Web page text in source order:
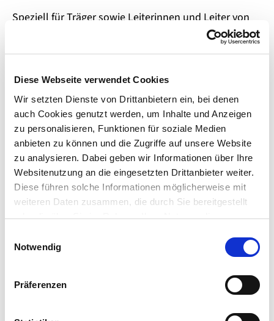
Diese Webseite verwendet Cookies
Wir setzten Dienste von Drittanbietern ein, bei denen
auch Cookies genutzt werden, um Inhalte und Anzeigen
zu personalisieren, Funktionen für soziale Medien
anbieten zu können und die Zugriffe auf unsere Website
zu analysieren. Dabei geben wir Informationen über Ihre
Websitenutzung an die eingesetzten Drittanbieter weiter.
Diese führen solche Informationen möglicherweise mit
weiteren Daten zusammen, die durch Sie bereitgestellt
oder die über Sie im Rahmen Ihrer Nutzung dieser
solcher Dienste, die nicht der Herstellung der
Funktionalität dieser Webseite dienen, benötigen wir Ihre
vorherige Einwilligung, die jederzeit widerrufbar ist.
Notwendig
Präferenzen
Speziell für Träger sowie Leiterinnen und Leiter von
Kindertageseinrichtungen gibt es erstmalig eine
Satellitenveranstaltung, die parallel zum ersten Teil
zu Kernthemen in Führungspositionen, zum Beispiel
Mitarbeitergespräche und betriebliches
Gesundheitsmanagement. Die anschließende
Podiumsdiskussion können die Teilnehmenden
nutzen, um sich mit den Expertinnen und Experten
auszutauschen.
Interessenten können sich bis 31. März telefonisch
anmelden unter der Nummer 0385/7589439.
öffentliche Verwaltung, Polizei und Rechtspflege in
Hintergrund zur Unfallkasse